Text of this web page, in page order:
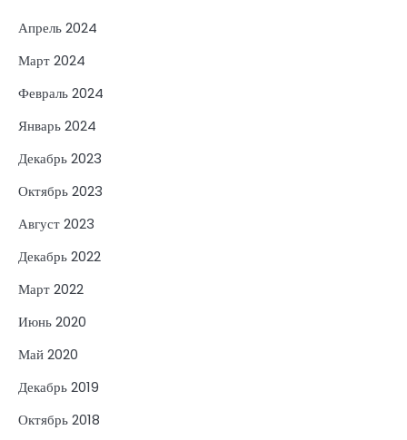
Апрель 2024
Март 2024
Февраль 2024
Январь 2024
Декабрь 2023
Октябрь 2023
Август 2023
Декабрь 2022
Март 2022
Июнь 2020
Май 2020
Декабрь 2019
Октябрь 2018